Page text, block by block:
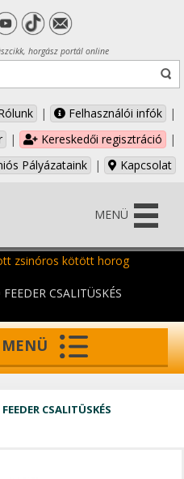
horgász portál online
| Felhasználói infók
|
| Kereskedői regisztráció
|
Pályázataink
| Kapcsolat
MENÜ
zsinóros kötött horog
CSALITÜSKÉS
CSALITÜSKÉS